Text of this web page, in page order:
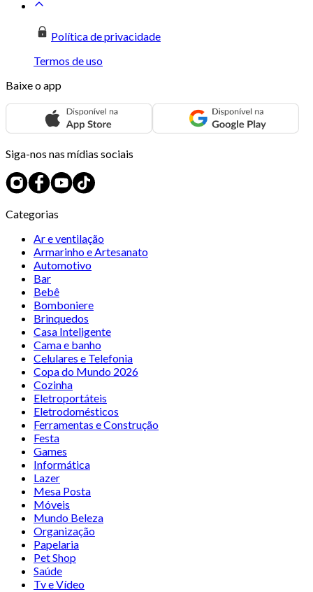
Política de privacidade
Termos de uso
Baixe o app
Siga-nos nas mídias sociais
Categorias
Ar e ventilação
Armarinho e Artesanato
Automotivo
Bar
Bebê
Bomboniere
Brinquedos
Casa Inteligente
Cama e banho
Celulares e Telefonia
Copa do Mundo 2026
Cozinha
Eletroportáteis
Eletrodomésticos
Ferramentas e Construção
Festa
Games
Informática
Lazer
Mesa Posta
Móveis
Mundo Beleza
Organização
Papelaria
Pet Shop
Saúde
Tv e Vídeo